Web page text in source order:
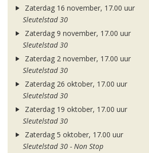
Zaterdag 16 november, 17.00 uur
Sleutelstad 30
Zaterdag 9 november, 17.00 uur
Sleutelstad 30
Zaterdag 2 november, 17.00 uur
Sleutelstad 30
Zaterdag 26 oktober, 17.00 uur
Sleutelstad 30
Zaterdag 19 oktober, 17.00 uur
Sleutelstad 30
Zaterdag 5 oktober, 17.00 uur
Sleutelstad 30 - Non Stop